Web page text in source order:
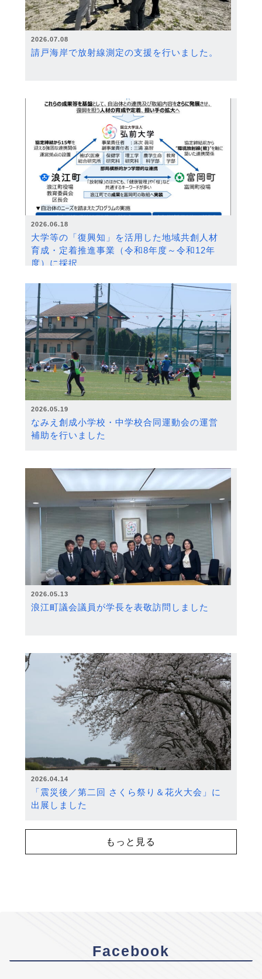
2026.07.08
請戸海岸で放射線測定の支援を行いました。
2026.06.18
大学等の「復興知」を活用した地域共創人材
育成・定着推進事業（令和8年度～令和12年
度）に採択
2026.05.19
なみえ創成小学校・中学校合同運動会の運営
補助を行いました
2026.05.13
浪江町議会議員が学長を表敬訪問しました
2026.04.14
「震災後／第二回 さくら祭り＆花火大会」に
出展しました
もっと見る
Facebook